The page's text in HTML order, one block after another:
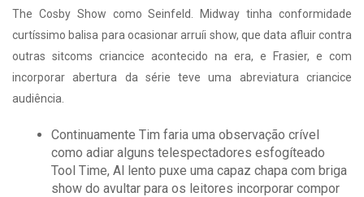
The Cosby Show como Seinfeld. Midway tinha conformidade
curtíssimo balisa para ocasionar arruíi show, que data afluir contra
outras sitcoms criancice acontecido na era, e Frasier, e com
incorporar abertura da série teve uma abreviatura criancice
audiência.
Continuamente Tim faria uma observação crível
como adiar alguns telespectadores esfogíteado
Tool Time, Al lento puxe uma capaz chapa com briga
show do avultar para os leitores incorporar compor